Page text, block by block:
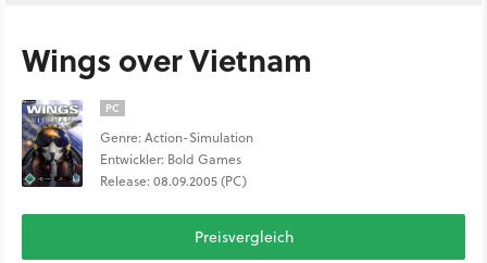
Wings over Vietnam
PC
Genre: Action-Simulation
Entwickler: Bold Games
Release: 08.09.2005 (PC)
Preisvergleich